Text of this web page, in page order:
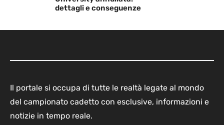
dettagli e conseguenze
Il portale si occupa di tutte le realtà legate al mondo
del campionato cadetto con esclusive, informazioni e
notizie in tempo reale.